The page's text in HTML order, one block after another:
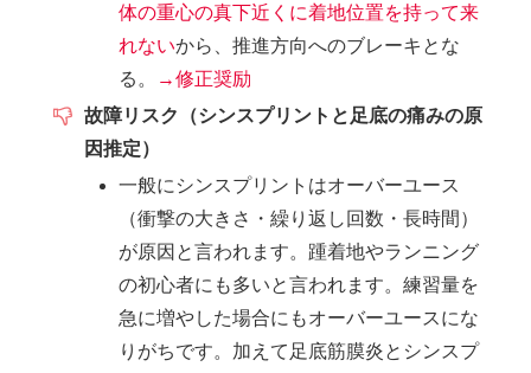
体の重心の真下近くに着地位置を持って来
れないから、推進方向へのブレーキとな
る。
→修正奨励
故障リスク（シンスプリントと足底の痛みの原
因推定）
一般にシンスプリントはオーバーユース
（衝撃の大きさ・繰り返し回数・長時間）
が原因と言われます。踵着地やランニング
の初心者にも多いと言われます。練習量を
急に増やした場合にもオーバーユースにな
りがちです。加えて足底筋膜炎とシンスプ